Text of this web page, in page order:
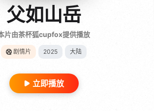
父如山岳
片由茶杯狐cupfox提供播放
剧情片 2025 大陆
立即播放